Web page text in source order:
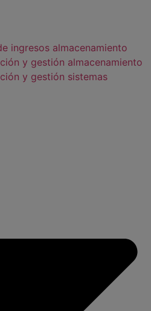
ingresos almacenamiento
y gestión almacenamiento
y gestión sistemas